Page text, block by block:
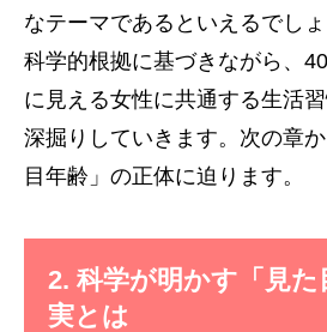
なテーマであるといえるでしょ
科学的根拠に基づきながら、
に見える女性に共通する生活
深掘りしていきます。次の章
目年齢」の正体に迫ります。
2. 科学が明かす「見た
実とは